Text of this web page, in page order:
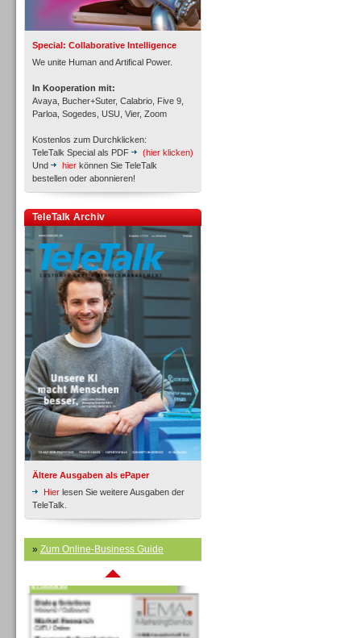
Special: Collaborative Intelligence
We unite Human and Artifical Power.
In Kooperation mit:
Avaya, Bucher+Suter, Calabrio, Five 9,
Parloa, Sogedes, USU, Vier, Zoom
Kostenlos zum Durchklicken:
TeleTalk Special als PDF
(hier klicken)
Und
hier können Sie TeleTalk
bestellen oder abonnieren!
TeleTalk Archiv
Ältere Ausgaben als ePaper
Hier lesen Sie weitere Ausgaben der
TeleTalk.
» Zum Online-Business Guide
Inbound
Inbound
Inbound